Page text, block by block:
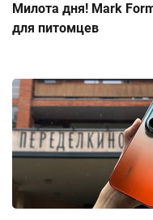
Милота дня! Mark
для питомцев